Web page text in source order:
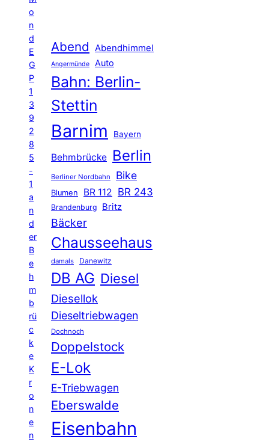
o
n
d
E
G
P
1
3
9
2
8
5
-
1
a
n
d
er
B
e
h
m
b
rü
c
k
e
K
r
o
n
e
n
Abend Abendhimmel
Angermünde Auto
Bahn: Berlin-
Stettin
Barnim Bayern
Behmbrücke Berlin
Berliner Nordbahn Bike
Blumen BR 112 BR 243
Brandenburg Britz
Bäcker
Chausseehaus
damals Danewitz
DB AG Diesel
Diesellok
Dieseltriebwagen
Dochnoch
Doppelstock
E-Lok
E-Triebwagen
Eberswalde
Eisenbahn